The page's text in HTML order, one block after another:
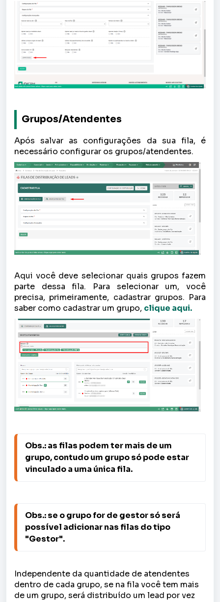
Grupos/Atendentes︎
Após salvar as configurações da sua fila, é
necessário configurar os grupos/atendentes.
Aqui você deve selecionar quais grupos fazem
parte dessa fila. Para selecionar um, você
precisa, primeiramente, cadastrar grupos. Para
saber como cadastrar um grupo, clique aqui.
Obs.: as filas podem ter mais de um
grupo, contudo um grupo só pode estar
vinculado a uma única fila.
Obs.: se o grupo for de gestor só será
possível adicionar nas filas do tipo
"Gestor".
Independente da quantidade de atendentes
dentro de cada grupo, se na fila você tem mais
de um grupo, será distribuído um lead por vez